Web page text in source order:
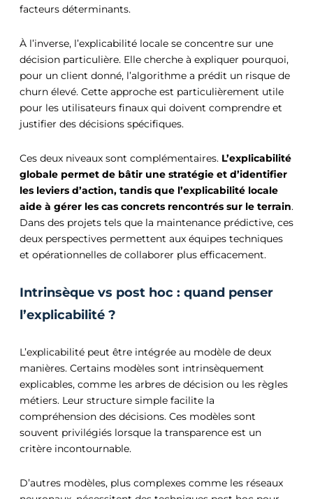
facteurs déterminants.
À l’inverse, l’explicabilité locale se concentre sur une
décision particulière. Elle cherche à expliquer pourquoi,
pour un client donné, l’algorithme a prédit un risque de
churn élevé. Cette approche est particulièrement utile
pour les utilisateurs finaux qui doivent comprendre et
justifier des décisions spécifiques.
Ces deux niveaux sont complémentaires. L’explicabilité
globale permet de bâtir une stratégie et d’identifier
les leviers d’action, tandis que l’explicabilité locale
aide à gérer les cas concrets rencontrés sur le terrain.
Dans des projets tels que la maintenance prédictive, ces
deux perspectives permettent aux équipes techniques
et opérationnelles de collaborer plus efficacement.
Intrinsèque vs post hoc : quand penser
l’explicabilité ?
L’explicabilité peut être intégrée au modèle de deux
manières. Certains modèles sont intrinsèquement
explicables, comme les arbres de décision ou les règles
métiers. Leur structure simple facilite la
compréhension des décisions. Ces modèles sont
souvent privilégiés lorsque la transparence est un
critère incontournable.
D’autres modèles, plus complexes comme les réseaux